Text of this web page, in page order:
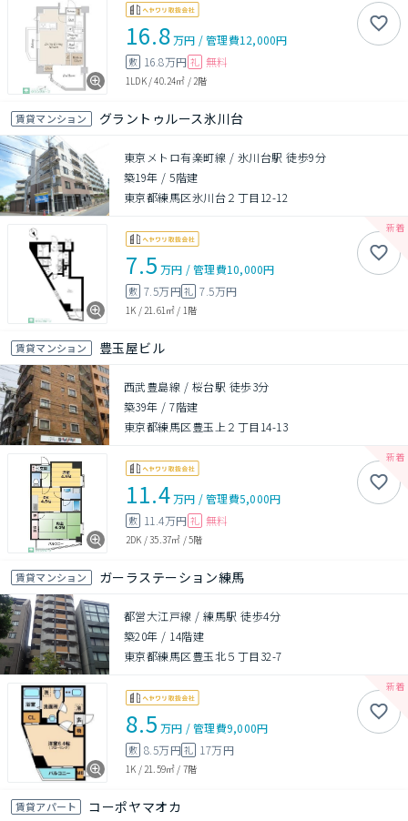
16.8万円 /管理費12,000円
敷 16.8万円 礼 無料
1LDK/40.24㎡ /2階
賃貸マンション グラントゥルース氷川台
東京メトロ有楽町線 / 氷川台駅 徒歩9分
築19年 /5階建
東京都練馬区氷川台２丁目12-12
7.5 万円 /管理費10,000円
敷 7.5万円礼 7.5万円
1K /21.61㎡ / 1階
賃貸マンション 豊玉屋ビル
西武豊島線 / 桜台駅 徒歩3分
築39年 /7階建
東京都練馬区豊玉上２丁目14-13
11.4万円 /管理費5,000円
敷 11.4万円 礼 無料
2DK /35.37㎡ /5階
賃貸マンション ガーラステーション練馬
都営大江戸線 / 練馬駅 徒歩4分
築20年 / 14階建
東京都練馬区豊玉北５丁目32-7
8.5 万円 /管理費9,000円
敷 8.5万円礼 17万円
1K /21.59㎡ / 7階
賃貸アパート コーポヤマオカ